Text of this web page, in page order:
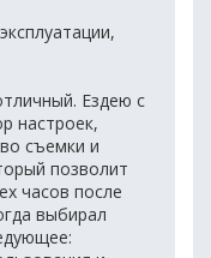
Ездею с
настроек,
съемки и
позволит
часов после
выбирал